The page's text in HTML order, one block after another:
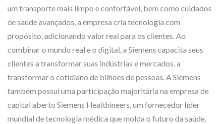
um transporte mais limpo e confortável, bem como cuidados
de saúde avançados, a empresa cria tecnologia com
propósito, adicionando valor real para os clientes. Ao
combinar o mundo real e o digital, a Siemens capacita seus
clientes a transformar suas indústrias e mercados, a
transformar o cotidiano de bilhões de pessoas. A Siemens
também possui uma participação majoritária na empresa de
capital aberto Siemens Healthineers, um fornecedor líder
mundial de tecnologia médica que molda o futuro da saúde.